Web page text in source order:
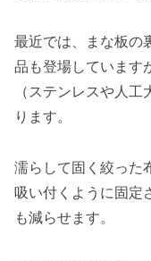
最近では、まな板の
品も登場しています
（ステンレスや人
ります。
濡らして固く絞った
吸い付くように固定
も減らせます。